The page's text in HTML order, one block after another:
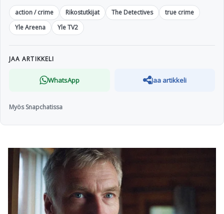
action / crime
Rikostutkijat The Detectives
true crime
Yle Areena
Yle TV2
JAA ARTIKKELI
WhatsApp Jaa artikkeli
Myös Snapchatissa